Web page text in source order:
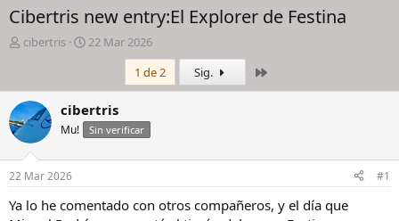
Cibertris new entry:El Explorer de Festina
I
c
i
a
o
r
d
e
l
cibertris
F
h
a
d
e
i
c
i
22 Mar 2026
1 de 2
Sig.
cibertris
Mu! Sin verificar
22 Mar 2026 #1
Ya lo he comentado con otros compañeros, y el día que